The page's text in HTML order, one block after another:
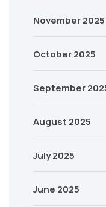
November 2025
October 2025
September
August 2025
July 2025
June 2025